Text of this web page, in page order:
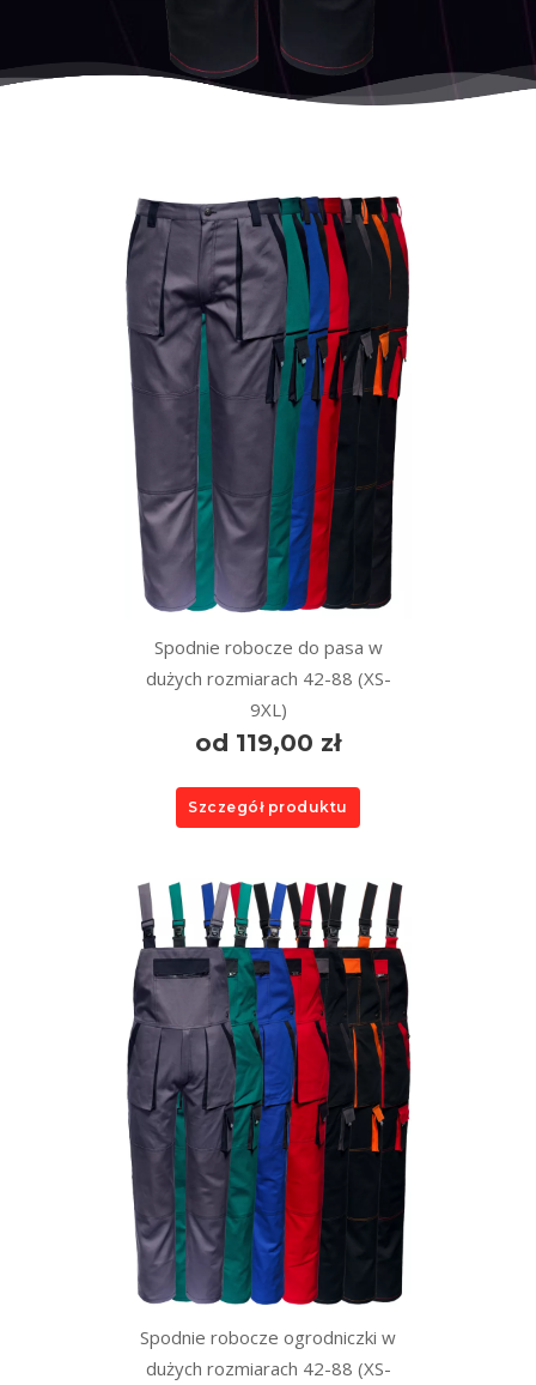
Spodnie robocze do pasa w
dużych rozmiarach 42-88 (XS-
9XL)
od 119,00 zł
Szczegół produktu
Spodnie robocze ogrodniczki w
dużych rozmiarach 42-88 (XS-